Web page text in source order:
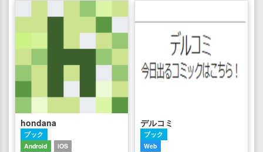
hondana
ブック
Android
iOS
デルコミ
ブック
Web